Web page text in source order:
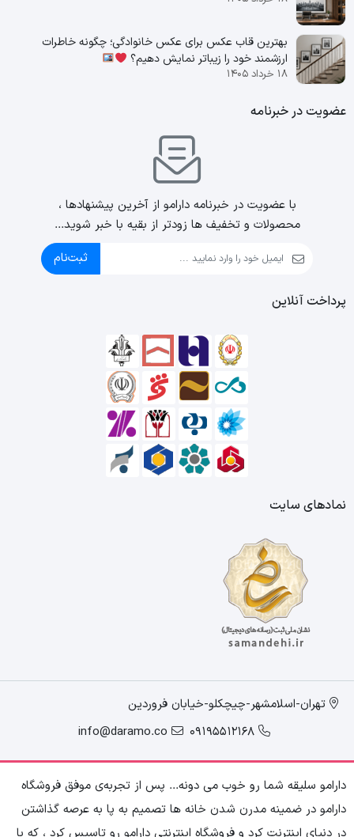
بهترین قاب عکس برای عکس خانوادگی؛ چگونه خاطرات
ارزشمند خود را زیباتر نمایش دهیم؟
۱۸ خرداد ۱۴۰۵
عضویت در خبرنامه
با عضویت در خبرنامه دارامو از آخرین پیشنهادها ،
محصولات و تخفیف ها زودتر از بقیه با خبر شوید...
ثبت‌نام
پرداخت آنلاین
نمادهای سایت
تهران-اسلامشهر-چیچکلو-خیابان فروردین
09195512168
info@daramo.co
دارامو سلیقه شما رو خوب می دونه... پس از تجربه‌ی موفق فروشگاه
دارامو در ضمینه مدرن شدن خانه ها تصمیم به پا به عرصه گذاشتن